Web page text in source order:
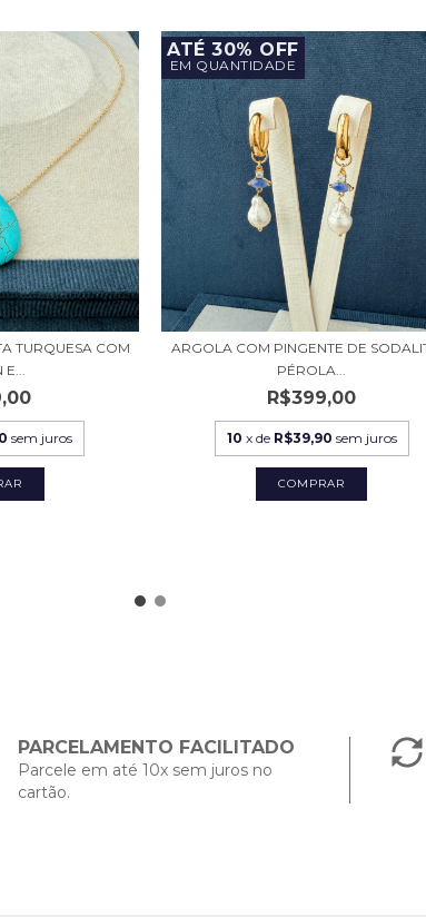
TURQUESA COM
E...
sem juros
ATÉ 30% OFF
EM QUANTIDADE
ARGOLA COM PINGENTE DE
PÉROLA...
R$399,00
10 x de R$39,90 sem juros
PARCELAMENTO FACILITADO
Parcele em até 10x sem juros no
cartão.